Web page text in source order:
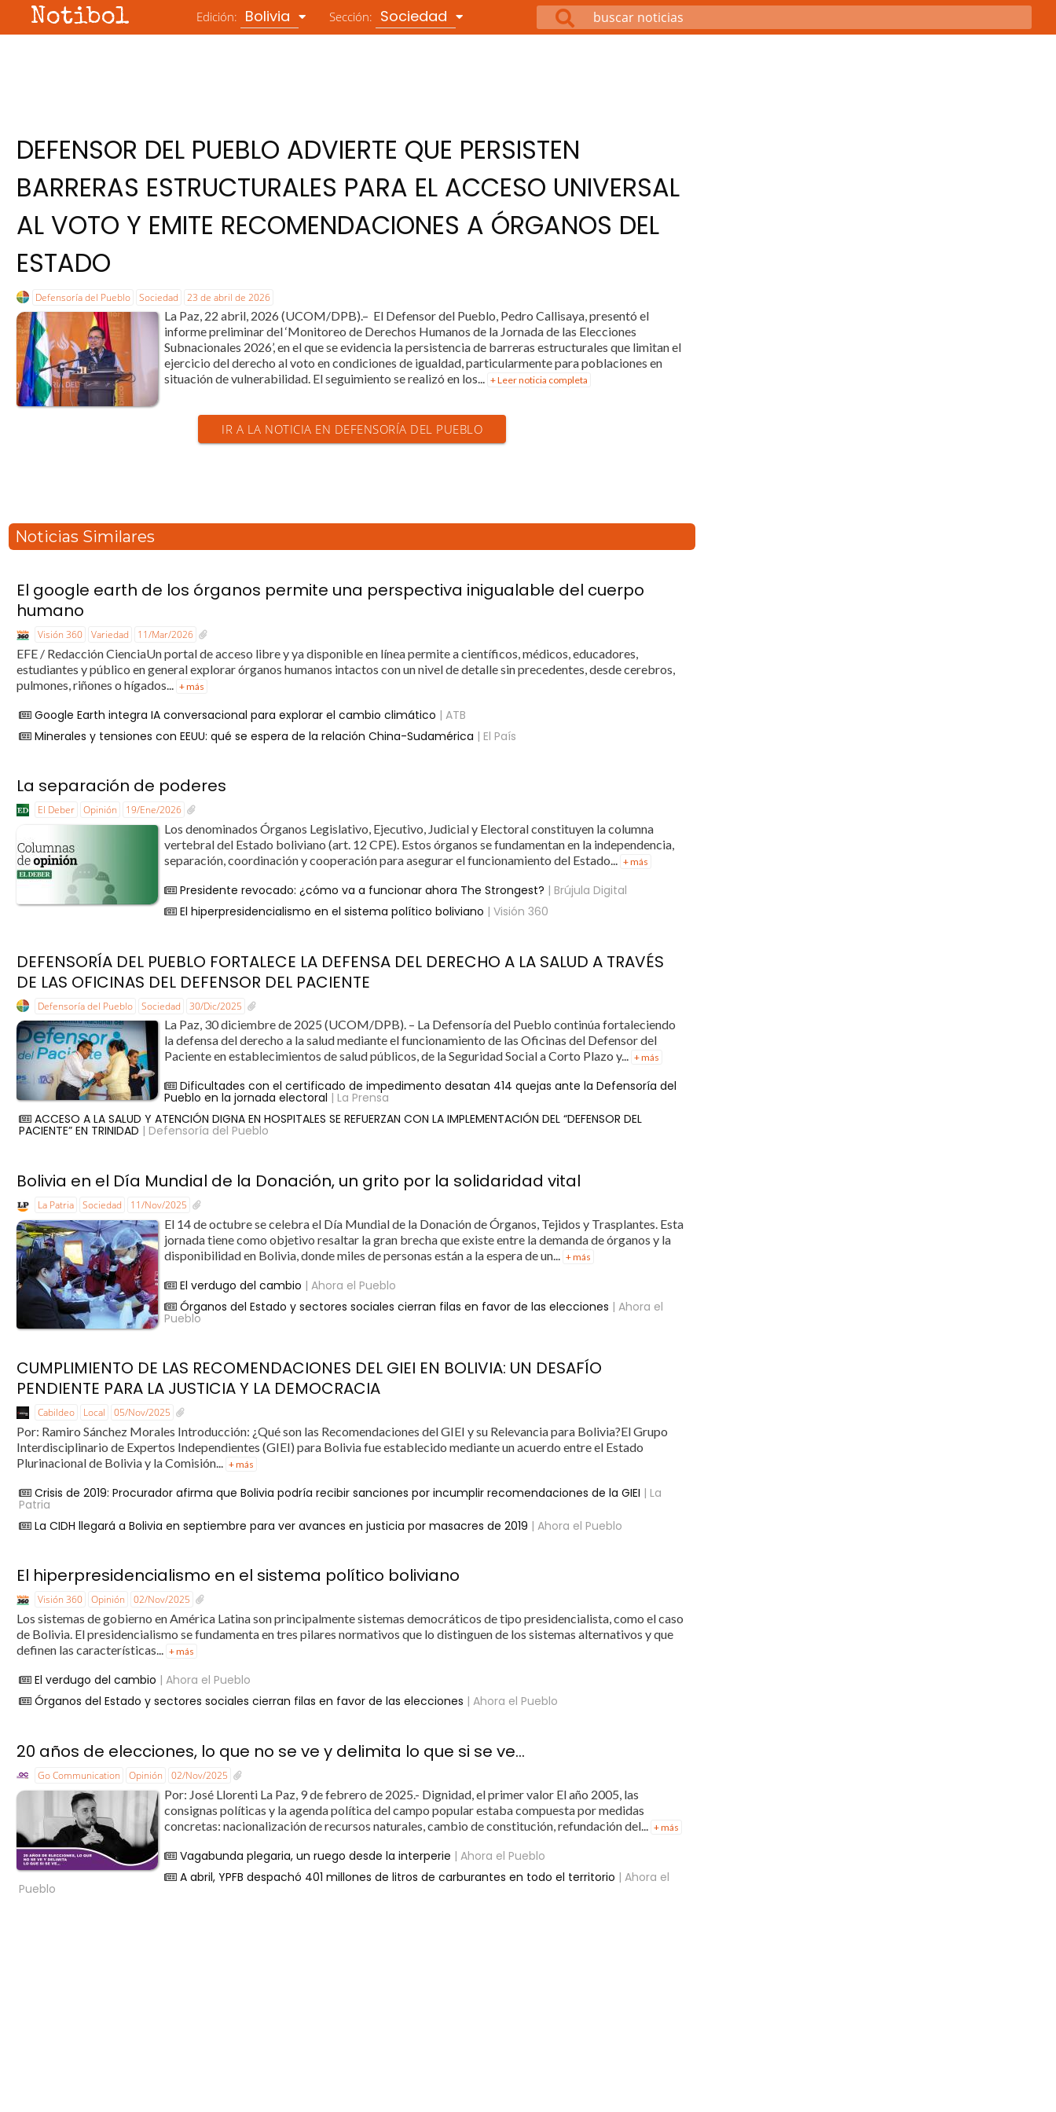
Notibol Edición: Bolivia Sección: Sociedad
DEFENSOR DEL PUEBLO ADVIERTE QUE PERSISTEN
BARRERAS ESTRUCTURALES PARA EL ACCESO UNIVERSAL
AL VOTO Y EMITE RECOMENDACIONES A ÓRGANOS DEL
ESTADO
Defensoría del Pueblo Sociedad 23 de abril de 2026
La Paz, 22 abril, 2026 (UCOM/DPB).– El Defensor del Pueblo, Pedro Callisaya, presentó el
informe preliminar del ‘Monitoreo de Derechos Humanos de la Jornada de las Elecciones
Subnacionales 2026’, en el que se evidencia la persistencia de barreras estructurales que limitan el
ejercicio del derecho al voto en condiciones de igualdad, particularmente para poblaciones en
situación de vulnerabilidad. El seguimiento se realizó en los... + Leer noticia completa
IR A LA NOTICIA EN DEFENSORÍA DEL PUEBLO
Noticias Similares
El google earth de los órganos permite una perspectiva inigualable del cuerpo
humano
Visión 360 Variedad 11/Mar/2026
EFE / Redacción CienciaUn portal de acceso libre y ya disponible en línea permite a científicos, médicos, educadores,
estudiantes y público en general explorar órganos humanos intactos con un nivel de detalle sin precedentes, desde cerebros,
pulmones, riñones o hígados...
+ más
Google Earth integra IA conversacional para explorar el cambio climático | ATB
Minerales y tensiones con EEUU: qué se espera de la relación China-Sudamérica | El País
La separación de poderes
El Deber Opinión 19/Ene/2026
Los denominados Órganos Legislativo, Ejecutivo, Judicial y Electoral constituyen la columna
vertebral del Estado boliviano (art. 12 CPE). Estos órganos se fundamentan en la independencia,
separación, coordinación y cooperación para asegurar el funcionamiento del Estado... + más
Presidente revocado: ¿cómo va a funcionar ahora The Strongest? | Brújula Digital
El hiperpresidencialismo en el sistema político boliviano | Visión 360
DEFENSORÍA DEL PUEBLO FORTALECE LA DEFENSA DEL DERECHO A LA SALUD A TRAVÉS
DE LAS OFICINAS DEL DEFENSOR DEL PACIENTE
Defensoría del Pueblo Sociedad 30/Dic/2025
La Paz, 30 diciembre de 2025 (UCOM/DPB). – La Defensoría del Pueblo continúa fortaleciendo
la defensa del derecho a la salud mediante el funcionamiento de las Oficinas del Defensor del
Paciente en establecimientos de salud públicos, de la Seguridad Social a Corto Plazo y... + más
Dificultades con el certificado de impedimento desatan 414 quejas ante la Defensoría del
Pueblo en la jornada electoral | La Prensa
ACCESO A LA SALUD Y ATENCIÓN DIGNA EN HOSPITALES SE REFUERZAN CON LA IMPLEMENTACIÓN DEL “DEFENSOR DEL
PACIENTE” EN TRINIDAD | Defensoría del Pueblo
Bolivia en el Día Mundial de la Donación, un grito por la solidaridad vital
La Patria Sociedad 11/Nov/2025
El 14 de octubre se celebra el Día Mundial de la Donación de Órganos, Tejidos y Trasplantes. Esta
jornada tiene como objetivo resaltar la gran brecha que existe entre la demanda de órganos y la
disponibilidad en Bolivia, donde miles de personas están a la espera de un...
+ más
El verdugo del cambio | Ahora el Pueblo
Órganos del Estado y sectores sociales cierran filas en favor de las elecciones | Ahora el
Pueblo
CUMPLIMIENTO DE LAS RECOMENDACIONES DEL GIEI EN BOLIVIA: UN DESAFÍO
PENDIENTE PARA LA JUSTICIA Y LA DEMOCRACIA
Cabildeo Local 05/Nov/2025
Por: Ramiro Sánchez Morales Introducción: ¿Qué son las Recomendaciones del GIEI y su Relevancia para Bolivia?El Grupo
Interdisciplinario de Expertos Independientes (GIEI) para Bolivia fue establecido mediante un acuerdo entre el Estado
Plurinacional de Bolivia y la Comisión... + más
Crisis de 2019: Procurador afirma que Bolivia podría recibir sanciones por incumplir recomendaciones de la GIEI | La
Patria
La CIDH llegará a Bolivia en septiembre para ver avances en justicia por masacres de 2019 | Ahora el Pueblo
El hiperpresidencialismo en el sistema político boliviano
Visión 360 Opinión 02/Nov/2025
Los sistemas de gobierno en América Latina son principalmente sistemas democráticos de tipo presidencialista, como el caso
de Bolivia. El presidencialismo se fundamenta en tres pilares normativos que lo distinguen de los sistemas alternativos y que
definen las características... + más
El verdugo del cambio | Ahora el Pueblo
Órganos del Estado y sectores sociales cierran filas en favor de las elecciones | Ahora el Pueblo
20 años de elecciones, lo que no se ve y delimita lo que si se ve…
Go Communication Opinión 02/Nov/2025
Por: José Llorenti La Paz, 9 de febrero de 2025.- Dignidad, el primer valor El año 2005, las
consignas políticas y la agenda política del campo popular estaba compuesta por medidas
concretas: nacionalización de recursos naturales, cambio de constitución, refundación del...
+ más
Vagabunda plegaria, un ruego desde la interperie | Ahora el Pueblo
A abril, YPFB despachó 401 millones de litros de carburantes en todo el territorio | Ahora el
Pueblo